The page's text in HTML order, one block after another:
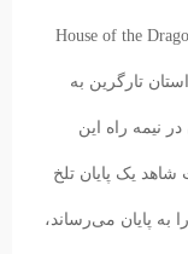
تارگرین به
نیمه راه این
یک پایان تلخ
به پایان می‌رساند،